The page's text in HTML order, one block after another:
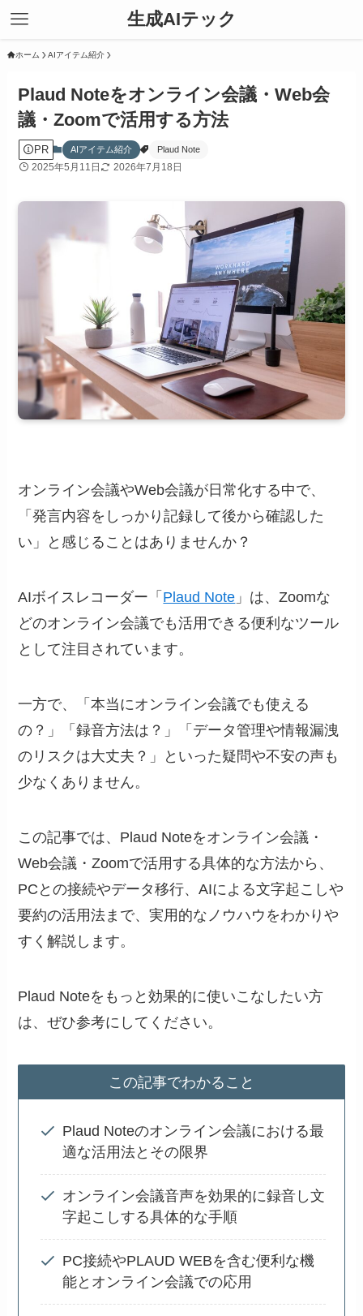
生成AIテック
ホーム AIアイテム紹介
Plaud Noteをオンライン会議・Web会
議・Zoomで活用する方法
PR AIアイテム紹介 Plaud Note
2025年5月11日 2026年7月18日
オンライン会議やWeb会議が日常化する中で、
「発言内容をしっかり記録して後から確認した
い」と感じることはありませんか？
AIボイスレコーダー「 Plaud Note 」は、Zoomな
どのオンライン会議でも活用できる便利なツール
として注目されています。
一方で、「本当にオンライン会議でも使える
の？」「録音方法は？」「データ管理や情報漏洩
のリスクは大丈夫？」といった疑問や不安の声も
少なくありません。
この記事では、Plaud Noteをオンライン会議・
Web会議・Zoomで活用する具体的な方法から、
PCとの接続やデータ移行、AIによる文字起こしや
要約の活用法まで、実用的なノウハウをわかりや
すく解説します。
Plaud Noteをもっと効果的に使いこなしたい方
は、ぜひ参考にしてください。
この記事でわかること
Plaud Noteのオンライン会議における最
適な活用法とその限界
オンライン会議音声を効果的に録音し文
字起こしする具体的な手順
PC接続やPLAUD WEBを含む便利な機
能とオンライン会議での応用